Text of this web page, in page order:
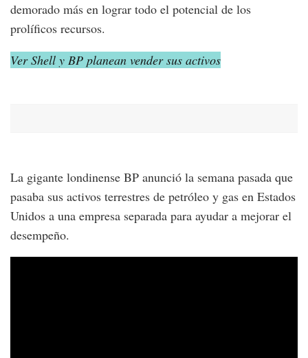
demorado más en lograr todo el potencial de los
prolíficos recursos.
Ver Shell y BP planean vender sus activos
La gigante londinense BP anunció la semana pasada que
pasaba sus activos terrestres de petróleo y gas en Estados
Unidos a una empresa separada para ayudar a mejorar el
desempeño.